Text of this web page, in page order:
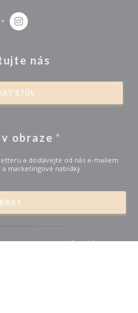
((otevře se v novém
Instagram ((otevře se v
nás
STŮL
obraze *
a dostávejte od nás e-mailem
marketingové nabídky.
— WEBOVÉ STRÁNKY